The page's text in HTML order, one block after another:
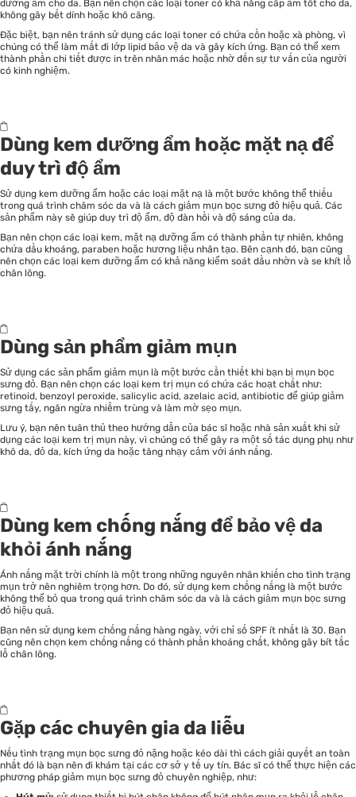
dưỡng ẩm cho da. Bạn nên chọn các loại toner có khả năng cấp ẩm tốt cho da,
không gây bết dính hoặc khô căng.
Đặc biệt, bạn nên tránh sử dụng các loại toner có chứa cồn hoặc xà phòng, vì
chúng có thể làm mất đi lớp lipid bảo vệ da và gây kích ứng. Bạn có thể xem
thành phần chi tiết được in trên nhãn mác hoặc nhờ đến sự tư vấn của người
có kinh nghiệm.
Dùng kem dưỡng ẩm hoặc mặt nạ để
duy trì độ ẩm
Sử dụng kem dưỡng ẩm hoặc các loại mặt nạ là một bước không thể thiếu
trong quá trình chăm sóc da và là cách giảm mụn bọc sưng đỏ hiệu quả. Các
sản phẩm này sẽ giúp duy trì độ ẩm, độ đàn hồi và độ sáng của da.
Bạn nên chọn các loại kem, mặt nạ dưỡng ẩm có thành phần tự nhiên, không
chứa dầu khoáng, paraben hoặc hương liệu nhân tạo. Bên cạnh đó, bạn cũng
nên chọn các loại kem dưỡng ẩm có khả năng kiểm soát dầu nhờn và se khít lỗ
chân lông.
Dùng sản phẩm giảm mụn
Sử dụng các sản phẩm giảm mụn là một bước cần thiết khi bạn bị mụn bọc
sưng đỏ. Bạn nên chọn các loại kem trị mụn có chứa các hoạt chất như:
retinoid, benzoyl peroxide, salicylic acid, azelaic acid, antibiotic để giúp giảm
sưng tấy, ngăn ngừa nhiễm trùng và làm mờ sẹo mụn.
Lưu ý, bạn nên tuân thủ theo hướng dẫn của bác sĩ hoặc nhà sản xuất khi sử
dụng các loại kem trị mụn này, vì chúng có thể gây ra một số tác dụng phụ như
khô da, đỏ da, kích ứng da hoặc tăng nhạy cảm với ánh nắng.
Dùng kem chống nắng để bảo vệ da
khỏi ánh nắng
Ánh nắng mặt trời chính là một trong những nguyên nhân khiến cho tình trạng
mụn trở nên nghiêm trọng hơn. Do đó, sử dụng kem chống nắng là một bước
không thể bỏ qua trong quá trình chăm sóc da và là cách giảm mụn bọc sưng
đỏ hiệu quả.
Bạn nên sử dụng kem chống nắng hàng ngày, với chỉ số SPF ít nhất là 30. Bạn
cũng nên chọn kem chống nắng có thành phần khoáng chất, không gây bít tắc
lỗ chân lông.
Gặp các chuyên gia da liễu
Nếu tình trạng mụn bọc sưng đỏ nặng hoặc kéo dài thì cách giải quyết an toàn
nhất đó là bạn nên đi khám tại các cơ sở y tế uy tín. Bác sĩ có thể thực hiện các
phương pháp giảm mụn bọc sưng đỏ chuyên nghiệp, như: